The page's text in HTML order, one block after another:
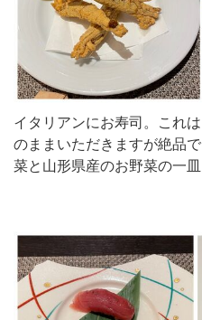
イタリアンにお寿司。これ
のままいただきますが絶品
菜と山形県産のお野菜の一皿